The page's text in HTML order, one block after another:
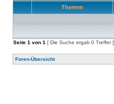
Themen
Seite 1 von 1 [ Die Suche ergab 0 Treffer ]
Foren-Übersicht